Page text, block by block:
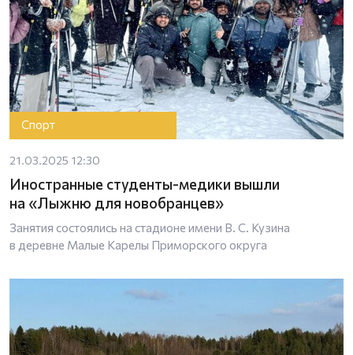
Спорт
21.03.2025 12:30
Иностранные студенты-медики вышли
на «Лыжню для новобранцев»
Занятия состоялись на стадионе имени В. С. Кузина
в деревне Малые Карелы Приморского округа